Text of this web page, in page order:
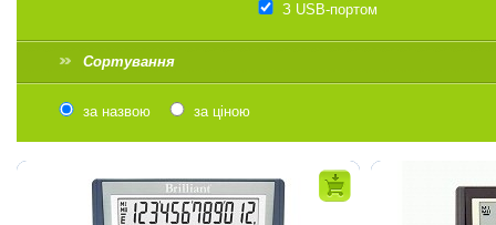
З USB-портом
Сортування
за назвою за ціною